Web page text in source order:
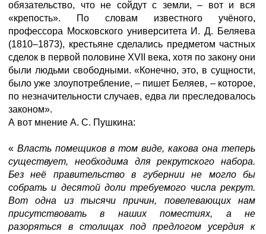
обязательство, что не сойдут с земли, – вот и вся
«крепость». По словам известного учёного,
профессора Московского университета И. Д. Беляева
(1810–1873), крестьяне сделались предметом частных
сделок в первой половине XVII века, хотя по закону они
были людьми свободными. «Конечно, это, в сущности,
было уже злоупотребление, – пишет Беляев, – которое,
по незначительности случаев, едва ли преследовалось
законом».
А вот мнение А. С. Пушкина:
« Власть помещиков в том виде, какова она теперь
существует, необходима для рекрутского набора.
Без неё правительство в губернии не могло бы
собрать и десятой доли требуемого числа рекрут.
Вот одна из тысячи причин, повелевающих нам
присутствовать в наших поместиях, а не
разоряться в столицах под предлогом усердия к